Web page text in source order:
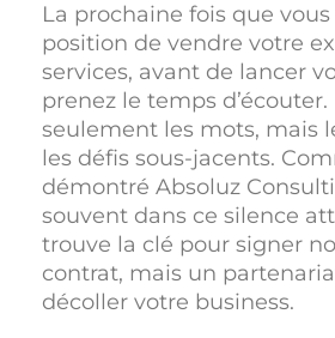
La prochaine fois que vous
position de vendre votre
services, avant de lancer
prenez le temps d’écouter.
seulement les mots, mais
les défis sous-jacents.
démontré Absoluz
souvent dans ce silence
trouve la clé pour signer
contrat, mais un
décoller votre business.